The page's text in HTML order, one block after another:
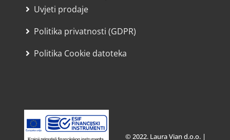
Uvjeti prodaje
Politika privatnosti (GDPR)
Politika Cookie datoteka
© 2022. Laura Vian d.o.o. |